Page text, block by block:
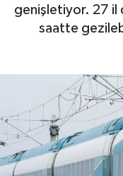
genişletiyor. 27 il
saatte
Haberde İnsan
Magazin
Manşet Altı
Manşetler